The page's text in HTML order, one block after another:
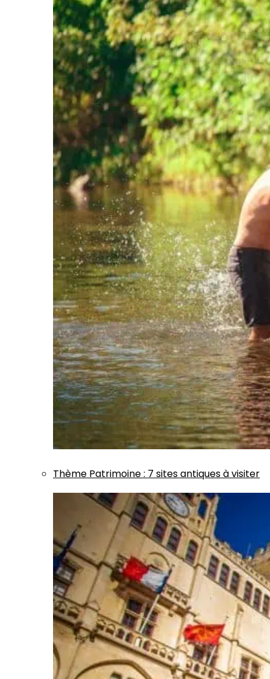
Thème Patrimoine: 7 sites antiques à visiter